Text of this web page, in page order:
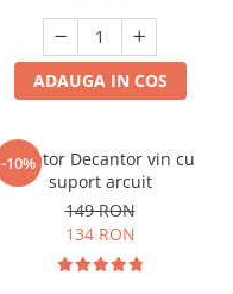
ADAUGA IN COS
-10%
Aerator Decantor vin cu
suport arcuit
149 RON
134 RON